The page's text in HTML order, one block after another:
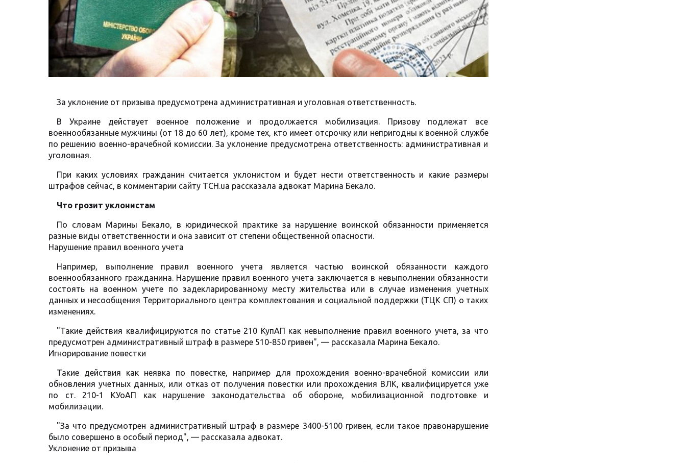
За уклонение от призыва предусмотрена административная и уголовная ответственность.
В Украине действует военное положение и продолжается мобилизация. Призову подлежат все
военнообязанные мужчины (от 18 до 60 лет), кроме тех, кто имеет отсрочку или непригодны к военной службе
по решению военно-врачебной комиссии. За уклонение предусмотрена ответственность: административная и
уголовная.
При каких условиях гражданин считается уклонистом и будет нести ответственность и какие размеры
штрафов сейчас, в комментарии сайту ТСН.ua рассказала адвокат Марина Бекало.
Что грозит уклонистам
По словам Марины Бекало, в юридической практике за нарушение воинской обязанности применяется
разные виды ответственности и она зависит от степени общественной опасности.
Нарушение правил военного учета
Например, выполнение правил военного учета является частью воинской обязанности каждого
военнообязанного гражданина. Нарушение правил военного учета заключается в невыполнении обязанности
состоять на военном учете по задекларированному месту жительства или в случае изменения учетных
данных и несообщения Территориального центра комплектования и социальной поддержки (ТЦК СП) о таких
изменениях.
"Такие действия квалифицируются по статье 210 КупАП как невыполнение правил военного учета, за что
предусмотрен административный штраф в размере 510-850 гривен", — рассказала Марина Бекало.
Игнорирование повестки
Такие действия как неявка по повестке, например для прохождения военно-врачебной комиссии или
обновления учетных данных, или отказ от получения повестки или прохождения ВЛК, квалифицируется уже
по ст. 210-1 КУоАП как нарушение законодательства об обороне, мобилизационной подготовке и
мобилизации.
"За что предусмотрен административный штраф в размере 3400-5100 гривен, если такое правонарушение
было совершено в особый период", — рассказала адвокат.
Уклонение от призыва